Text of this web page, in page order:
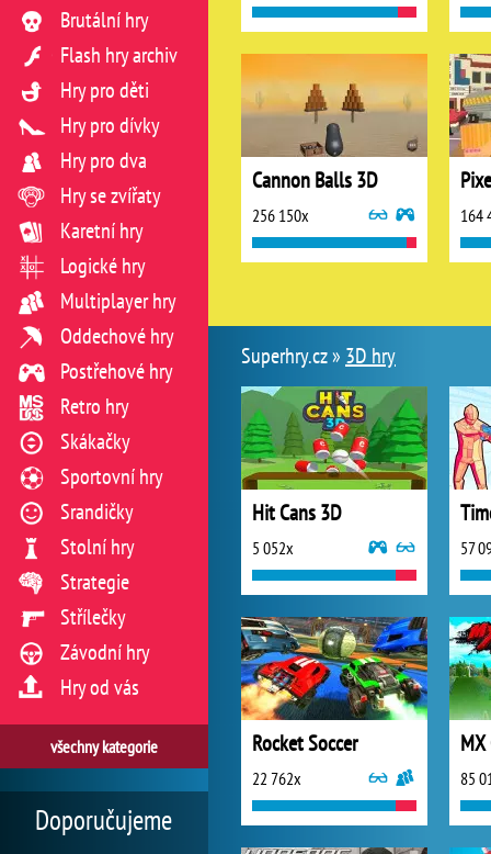
Cannon Balls 3D
256 150x 164
Superhry.cz » 3D hry
Hit Cans 3D
5 052x 57
Rocket Soccer
22 762x 85
Brutální hry
Flash hry archiv
Hry pro děti
Hry pro dívky
Hry pro dva
Hry se zvířaty
Karetní hry
Logické hry
Multiplayer hry
Oddechové hry
Postřehové hry
Retro hry
Skákačky
Sportovní hry
Srandičky
Stolní hry
Strategie
Střílečky
Závodní hry
Hry od vás
všechny kategorie
Doporučujeme